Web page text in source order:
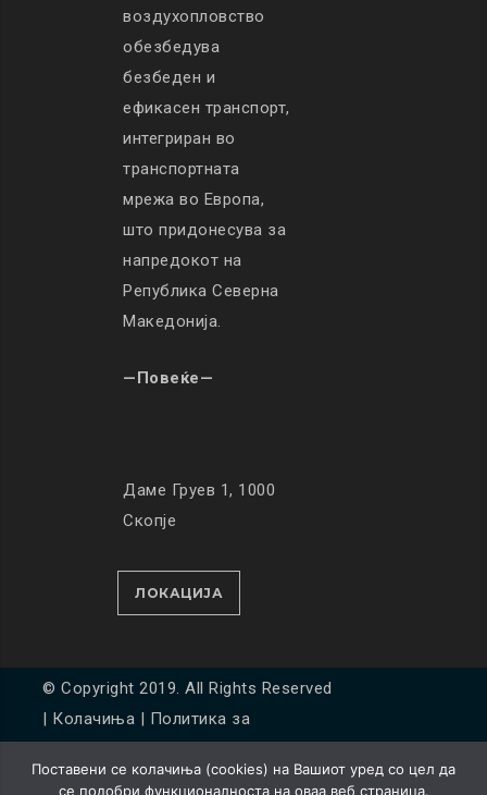
воздухопловство
обезбедува
безбеден и
ефикасен транспорт,
интегриран во
транспортната
мрежа во Европа,
што придонесува за
напредокот на
Република Северна
Македонија.
—Повеќе—
Даме Груев 1, 1000
Скопје
ЛОКАЦИЈА
© Copyright 2019. All Rights Reserved
| Колачиња | Политика за
Developed byUnet
Поставени се колачиња (cookies) на Вашиот уред со цел да
се подобри функционалноста на оваа веб страница.